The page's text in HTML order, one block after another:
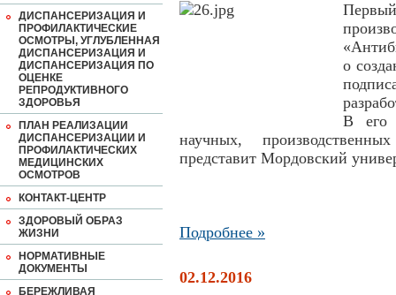
ДИСПАНСЕРИЗАЦИЯ И
ПРОФИЛАКТИЧЕСКИЕ
ОСМОТРЫ, УГЛУБЛЕННАЯ
ДИСПАНСЕРИЗАЦИЯ И
ДИСПАНСЕРИЗАЦИЯ ПО
ОЦЕНКЕ
РЕПРОДУКТИВНОГО
ЗДОРОВЬЯ
ПЛАН РЕАЛИЗАЦИИ
ДИСПАНСЕРИЗАЦИИ И
ПРОФИЛАКТИЧЕСКИХ
МЕДИЦИНСКИХ
ОСМОТРОВ
КОНТАКТ-ЦЕНТР
ЗДОРОВЫЙ ОБРАЗ
ЖИЗНИ
НОРМАТИВНЫЕ
ДОКУМЕНТЫ
БЕРЕЖЛИВАЯ
о
В его
научных,
представит Мордовский
Подробнее »
02.12.2016